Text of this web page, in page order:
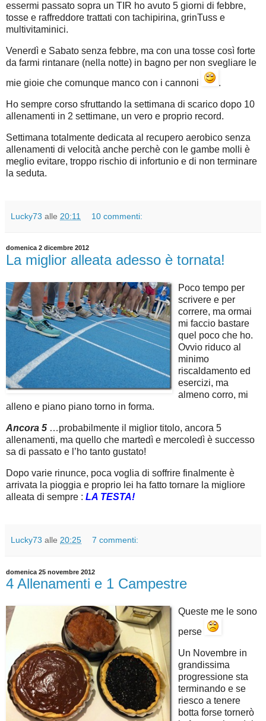
essermi passato sopra un TIR ho avuto 5 giorni di febbre,
tosse e raffreddore trattati con tachipirina, grinTuss e
multivitaminici.
Venerdì e Sabato senza febbre, ma con una tosse così forte
da farmi rintanare (nella notte) in bagno per non svegliare le
mie gioie che comunque manco con i cannoni
.
Ho sempre corso sfruttando la settimana di scarico dopo 10
allenamenti in 2 settimane, un vero e proprio record.
Settimana totalmente dedicata al recupero aerobico senza
allenamenti di velocità anche perchè con le gambe molli è
meglio evitare, troppo rischio di infortunio e di non terminare
la seduta.
Lucky73 alle 20:11 10 commenti:
domenica 2 dicembre 2012
La miglior alleata adesso è tornata!
Poco tempo per
scrivere e per
correre, ma ormai
mi faccio bastare
quel poco che ho.
Ovvio riduco al
minimo
riscaldamento ed
esercizi, ma
almeno corro, mi
alleno e piano piano torno in forma.
Ancora 5 …probabilmente il miglior titolo, ancora 5
allenamenti, ma quello che martedì e mercoledì è successo
sa di passato e l’ho tanto gustato!
Dopo varie rinunce, poca voglia di soffrire finalmente è
arrivata la pioggia e proprio lei ha fatto tornare la migliore
alleata di sempre : LA TESTA!
Lucky73 alle 20:25 7 commenti:
domenica 25 novembre 2012
4 Allenamenti e 1 Campestre
Queste me le sono
perse
Un Novembre in
grandissima
progressione sta
terminando e se
riesco a tenere
botta forse tornerò